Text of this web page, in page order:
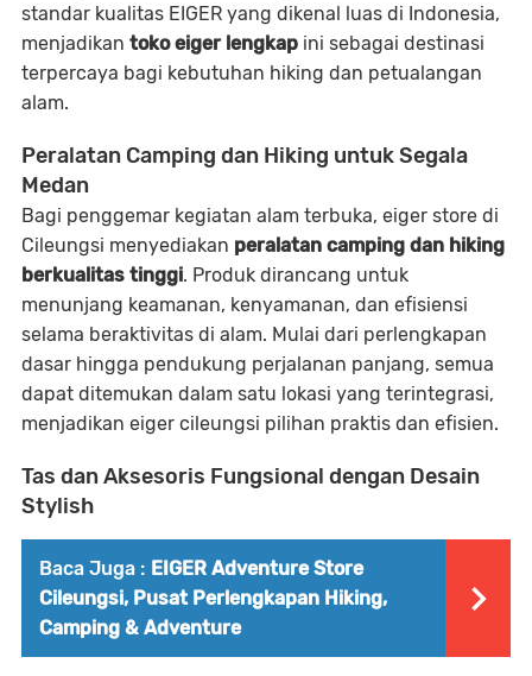
standar kualitas EIGER yang dikenal luas di Indonesia,
menjadikan toko eiger lengkap ini sebagai destinasi
terpercaya bagi kebutuhan hiking dan petualangan
alam.
Peralatan Camping dan Hiking untuk Segala
Medan
Bagi penggemar kegiatan alam terbuka, eiger store di
Cileungsi menyediakan peralatan camping dan hiking
berkualitas tinggi. Produk dirancang untuk
menunjang keamanan, kenyamanan, dan efisiensi
selama beraktivitas di alam. Mulai dari perlengkapan
dasar hingga pendukung perjalanan panjang, semua
dapat ditemukan dalam satu lokasi yang terintegrasi,
menjadikan eiger cileungsi pilihan praktis dan efisien.
Tas dan Aksesoris Fungsional dengan Desain
Stylish
Baca Juga : EIGER Adventure Store
Cileungsi, Pusat Perlengkapan Hiking,
Camping & Adventure